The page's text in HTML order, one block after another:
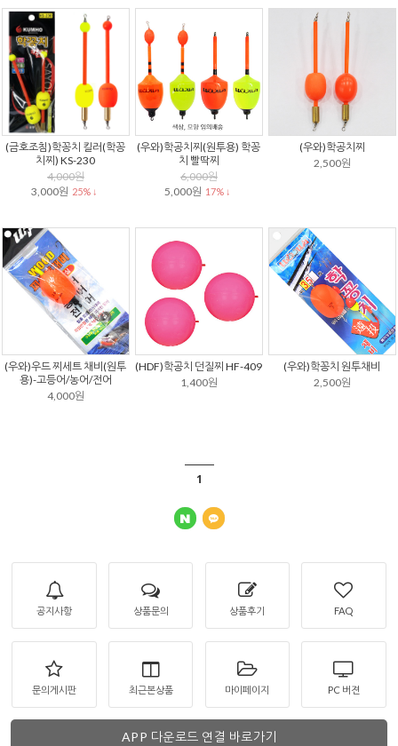
(금호조침)학꽁치 킬러(학꽁
치찌) KS-230
4,000원
3,000원 25% ↓
(우와)학공치찌(원투용) 학꽁
치 빨딱찌
6,000원
5,000원 17% ↓
(우와)학공치찌
2,500원
(우와)우드 찌세트 채비(원투
용)-고등어/농어/전어
4,000원
(HDF)학공치 던질찌 HF-409
1,400원
(우와)학꽁치 원투채비
2,500원
1
공지사항 상품문의 상품후기 FAQ
문의게시판 최근본상품 마이페이지 PC 버젼
APP 다운로드 연결 바로가기